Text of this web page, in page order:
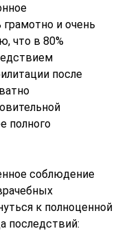
и очень
что в 80%
после
полного
соблюдение
к полноценной
последствий: